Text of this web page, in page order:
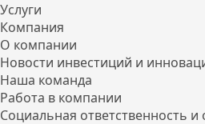
Услуги
Компания
О компании
Новости инвестиций и
Наша команда
Работа в компании
Социальная ответственность